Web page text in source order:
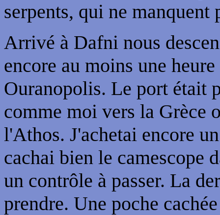
serpents, qui ne
Arrivé à Dafni nous
encore au moins une
Ouranopolis. Le port était
comme moi vers la Grèce
l'Athos. J'achetai encore
cachai bien le camescope
un contrôle à passer. La
prendre. Une poche